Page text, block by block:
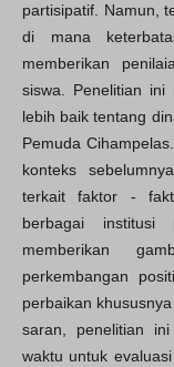
partisipatif. Namun,
di mana
memberikan
siswa. Penelitian ini
lebih baik tentang
Pemuda
konteks
terkait faktor -
berbagai institusi
memberikan
perkembangan
perbaikan
saran, penelitian ini
waktu untuk